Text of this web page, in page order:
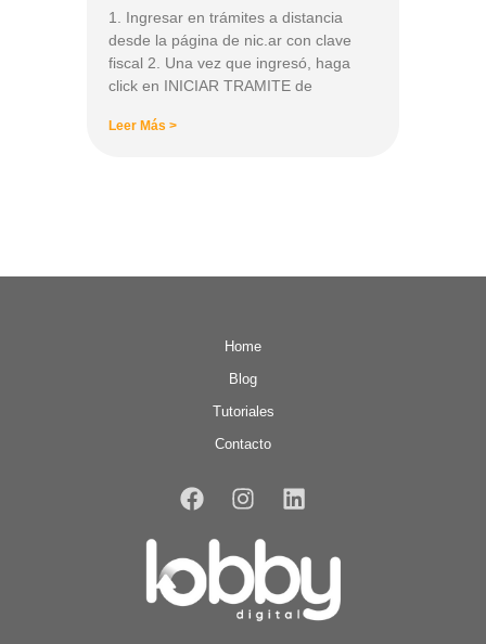
1. Ingresar en trámites a distancia
desde la página de nic.ar con clave
fiscal 2. Una vez que ingresó, haga
click en INICIAR TRAMITE de
Leer Más >
Home
Blog
Tutoriales
Contacto